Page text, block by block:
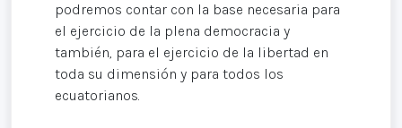
podremos contar con la base necesaria para
el ejercicio de la plena democracia y
también, para el ejercicio de la libertad en
toda su dimensión y para todos los
ecuatorianos.